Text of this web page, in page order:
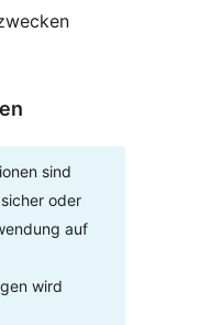
sind
oder
auf
wird